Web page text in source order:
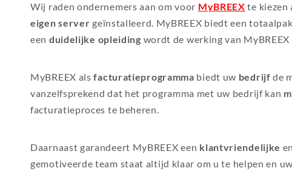
Wij raden ondernemers aan om voor MyBREEX te kiezen
eigen server geïnstalleerd. MyBREEX biedt een
een duidelijke opleiding wordt de werking van
MyBREEX alsfacturatieprogramma biedt uw bedrijfde
vanzelfsprekend dat het programma met uw bedrijf kan
facturatieproces te beheren.
Daarnaast garandeert MyBREEX een klantvriendelijke en
gemotiveerde team staat altijd klaar om u te helpen en